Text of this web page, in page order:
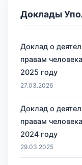
Доклады
Доклад о
правам
2025 году
27.03.2026
Доклад о
правам
2024 году
29.03.2025